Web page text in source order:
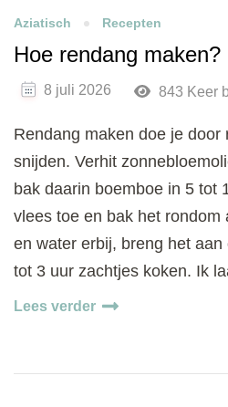
Aziatisch Recepten
Hoe rendang maken?
8 juli 2026 843 Keer
Rendang maken doe je
snijden. Verhit
bak daarin boemboe in 5 tot
vlees toe en bak het rondom
en water erbij, breng het
tot 3 uur zachtjes koken. Ik
Lees verder